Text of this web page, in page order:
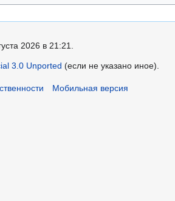
2026 в 21:21.
3.0 Unported (если не указано иное).
Мобильная версия